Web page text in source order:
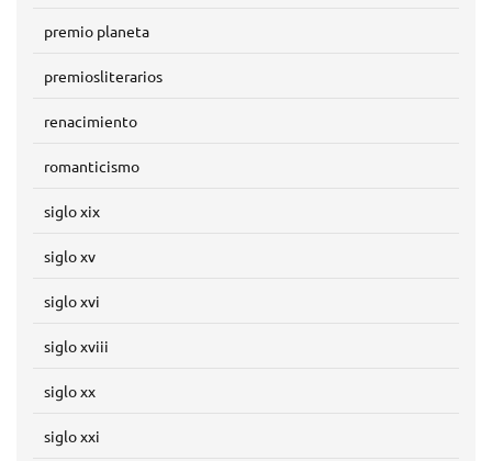
premio planeta
premiosliterarios
renacimiento
romanticismo
siglo xix
siglo xv
siglo xvi
siglo xviii
siglo xx
siglo xxi